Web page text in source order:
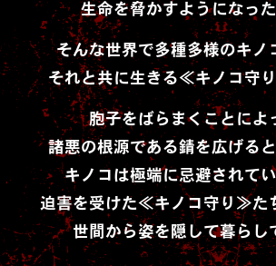
生命を脅かすようになっ
そんな世界で多種多様のキノ
それと共に生きる≪キノコ守
胞子をばらまくことによ
諸悪の根源である錆を広げる
キノコは極端に忌避されてい
迫害を受けた≪キノコ守り≫た
世間から姿を隠して暮らし